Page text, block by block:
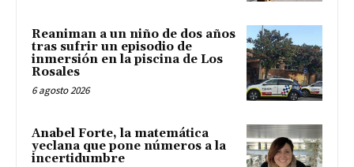
Reaniman a un niño de dos años
tras sufrir un episodio de
inmersión en la piscina de Los
Rosales
6 agosto 2026
Anabel Forte, la matemática
yeclana que pone números a la
incertidumbre